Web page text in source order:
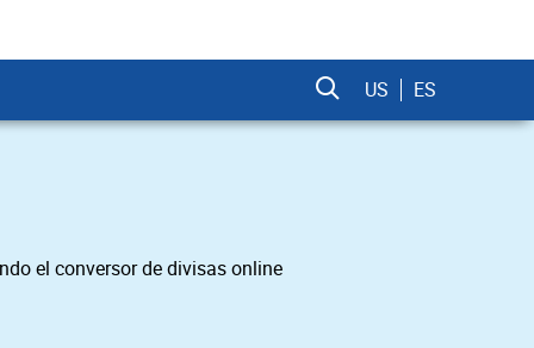
US ES
el conversor de divisas online